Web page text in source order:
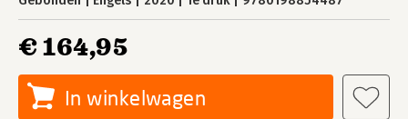
€ 164,95
In winkelwagen